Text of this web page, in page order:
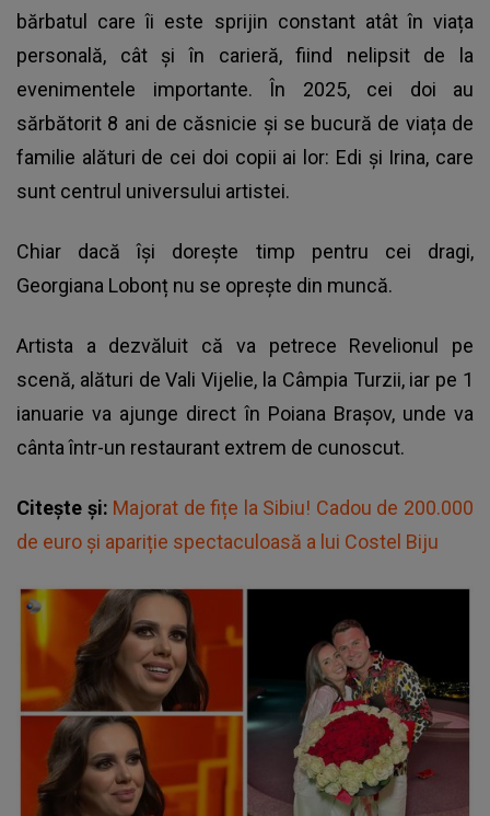
bărbatul care îi este sprijin constant atât în viața
personală, cât și în carieră, fiind nelipsit de la
evenimentele importante. În 2025, cei doi au
sărbătorit 8 ani de căsnicie și se bucură de viața de
familie alături de cei doi copii ai lor: Edi și Irina, care
sunt centrul universului artistei.
Chiar dacă își dorește timp pentru cei dragi,
Georgiana Lobonț nu se oprește din muncă.
Artista a dezvăluit că va petrece Revelionul pe
scenă, alături de Vali Vijelie, la Câmpia Turzii, iar pe 1
ianuarie va ajunge direct în Poiana Brașov, unde va
cânta într-un restaurant extrem de cunoscut.
Citește și: Majorat de fițe la Sibiu! Cadou de 200.000
de euro și apariție spectaculoasă a lui Costel Biju